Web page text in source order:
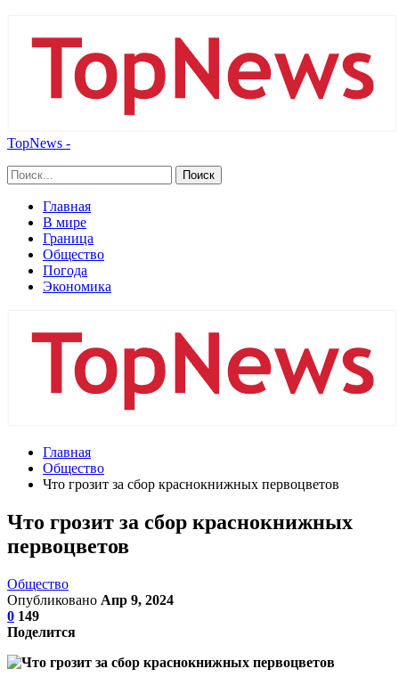
TopNews -
Главная
В мире
Граница
Общество
Погода
Экономика
Главная
Общество
Что грозит за сбор краснокнижных первоцветов
Что грозит за сбор краснокнижных
первоцветов
Общество
Опубликовано Апр 9, 2024
0 149
Поделится